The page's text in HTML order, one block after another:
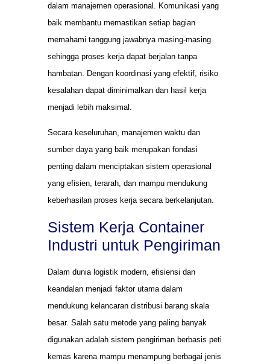
dalam manajemen operasional. Komunikasi yang
baik membantu memastikan setiap bagian
memahami tanggung jawabnya masing-masing
sehingga proses kerja dapat berjalan tanpa
hambatan. Dengan koordinasi yang efektif, risiko
kesalahan dapat diminimalkan dan hasil kerja
menjadi lebih maksimal.
Secara keseluruhan, manajemen waktu dan
sumber daya yang baik merupakan fondasi
penting dalam menciptakan sistem operasional
yang efisien, terarah, dan mampu mendukung
keberhasilan proses kerja secara berkelanjutan.
Sistem Kerja Container
Industri untuk Pengiriman
Dalam dunia logistik modern, efisiensi dan
keandalan menjadi faktor utama dalam
mendukung kelancaran distribusi barang skala
besar. Salah satu metode yang paling banyak
digunakan adalah sistem pengiriman berbasis peti
kemas karena mampu menampung berbagai jenis